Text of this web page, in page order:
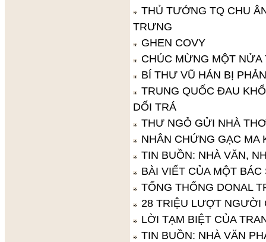
THỦ TƯỚNG TQ CHU
TRƯNG
GHEN COVY
CHÚC MỪNG MỘT NỬA
BÍ THƯ VŨ HÁN BỊ
TRUNG QUỐC ĐAU
DỐI TRÁ
THƯ NGỎ GỬI NHÀ
NHÂN CHỨNG GẠC MA
TIN BUỒN: NHÀ VĂN,
BÀI VIẾT CỦA MỘT BÁC
TỔNG THỐNG DONAL
28 TRIỆU LƯỢT NGƯỜI
LỜI TẠM BIỆT CỦA
TIN BUỒN: NHÀ VĂN